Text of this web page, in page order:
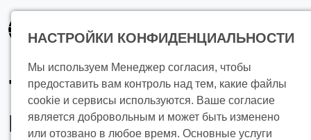
основному
содержанию
Теплообменные
панели
НАСТРОЙКИ КОНФИДЕНЦИАЛЬНОСТИ
Мы используем Менеджер согласия, чтобы
предоставить вам контроль над тем, какие файлы
cookie и сервисы используются. Ваше согласие
является добровольным и может быть изменено
или отозвано в любое время. Основные услуги